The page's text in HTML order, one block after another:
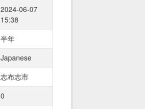
2024-06-07
15:38
半年
Japanese
志布志市
0